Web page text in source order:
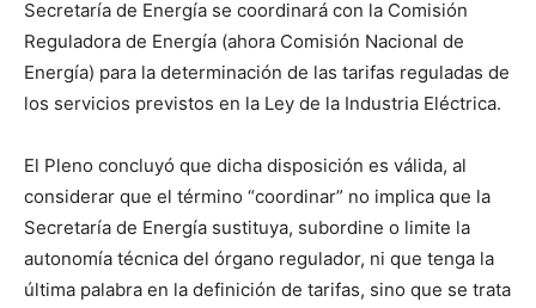
Secretaría de Energía se coordinará con la Comisión
Reguladora de Energía (ahora Comisión Nacional de
Energía) para la determinación de las tarifas reguladas de
los servicios previstos en la Ley de la Industria Eléctrica.
El Pleno concluyó que dicha disposición es válida, al
considerar que el término “coordinar” no implica que la
Secretaría de Energía sustituya, subordine o limite la
autonomía técnica del órgano regulador, ni que tenga la
última palabra en la definición de tarifas, sino que se trata